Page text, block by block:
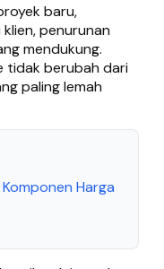
baru,
penurunan
mendukung.
tidak berubah dari
paling lemah
Harga